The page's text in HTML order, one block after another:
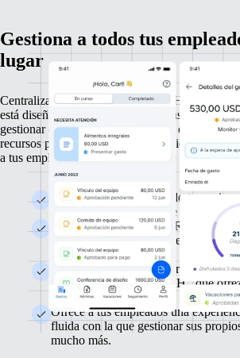
Gestiona a todos tus
lugar
Centraliza tus operaciones de RR. HH. con
está diseñado para apoyarte en todas tus
gestionar con eficacia a tu personal en todo el
recursos para centrarte en el crecimiento
a tus empleados una experiencia de RR. HH.
Gestiona fácilmente a todo tu
lugar y evita así el uso de diferentes
El sistema de gestión de RR. HH. de
gratuito, lo cual te permite asignar
agilizar los procesos.
Obtén una fuente de información
todos tus datos de RR. HH., que
perspectivas útiles.
Ofrece a tus empleados una
fluida con la que gestionar sus
mucho más.